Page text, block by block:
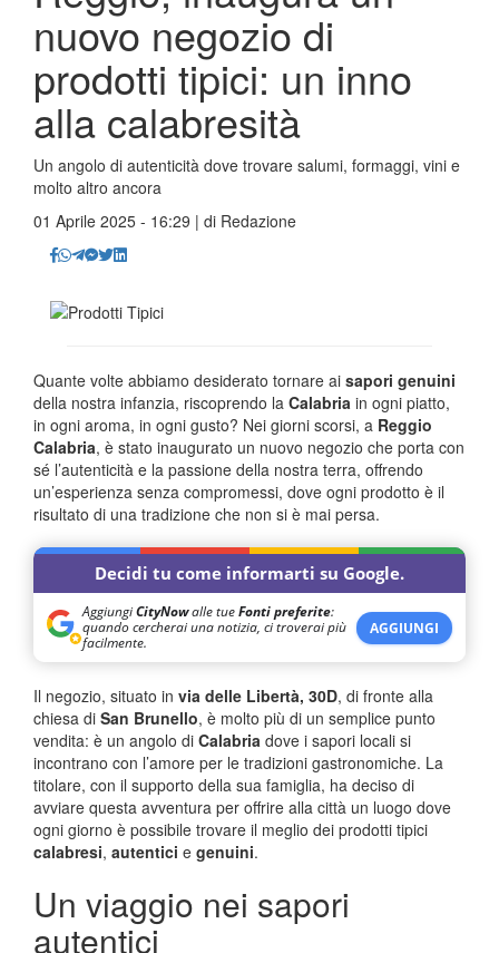
nuovo negozio di
prodotti tipici: un inno
alla calabresità
Un angolo di autenticità dove trovare salumi, formaggi, vini e
molto altro ancora
01 Aprile 2025 - 16:29 | di Redazione
Quante volte abbiamo desiderato tornare ai sapori genuini
della nostra infanzia, riscoprendo la Calabria in ogni piatto,
in ogni aroma, in ogni gusto? Nei giorni scorsi, a Reggio
Calabria, è stato inaugurato un nuovo negozio che porta con
sé l’autenticità e la passione della nostra terra, offrendo
un’esperienza senza compromessi, dove ogni prodotto è il
risultato di una tradizione che non si è mai persa.
Decidi tu come informarti su Google.
AggiungiCityNowalle tueFonti preferite:
quando cercherai una notizia, ci troverai più
facilmente.
AGGIUNGI
Il negozio, situato in via delle Libertà, 30D, di fronte alla
chiesa di San Brunello, è molto più di un semplice punto
vendita: è un angolo di Calabria dove i sapori locali si
incontrano con l’amore per le tradizioni gastronomiche. La
titolare, con il supporto della sua famiglia, ha deciso di
avviare questa avventura per offrire alla città un luogo dove
ogni giorno è possibile trovare il meglio dei prodotti tipici
calabresi, autentici e genuini.
Un viaggio nei sapori
autentici